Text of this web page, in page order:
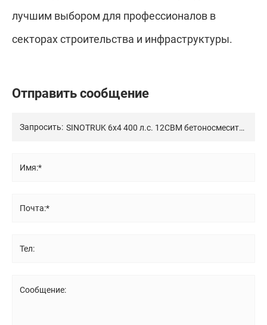
лучшим выбором для профессионалов в
секторах строительства и инфраструктуры.
Отправитьсообщение
Запросить:
Имя:*
Почта:*
Тел:
Сообщение: